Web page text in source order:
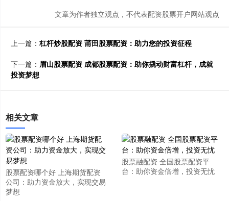
文章为作者独立观点，不代表配资股票开户网站观点
上一篇： 杠杆炒股配资 莆田股票配资：助力您的投资征程
下一篇： 眉山股票配资 成都股票配资：助你撬动财富杠杆，成就
投资梦想
相关文章
股票配资哪个好 上海期货配资
公司：助力资金放大，实现交易
梦想
股票融配资 全国股票配资平
台：助你资金倍增，投资无忧